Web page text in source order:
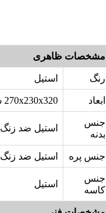
مشخصات ظاهری
رنگ استیل
ابعاد 270x230x320 سانتی متر
جنس
بدنه
استیل ضد زنگ
جنس پره استیل ضد زنگ
جنس
کاسه
استیل